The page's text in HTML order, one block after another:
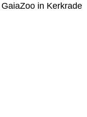
in Kerkrade